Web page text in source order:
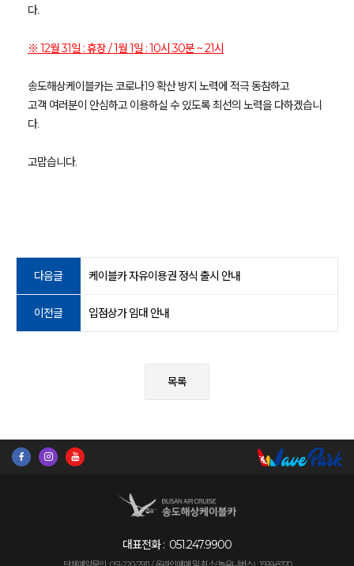
다.
※ 12월 31일 : 휴장 / 1월 1일 : 10시 30분 ~ 21시
송도해상케이블카는 코로나19 확산 방지 노력에 적극 동참하고
고객 여러분이 안심하고 이용하실 수 있도록 최선의 노력을 다하겠습니
다.
고맙습니다.
다음글 케이블카 자유이용권 정식 출시 안내
이전글 입점상가 임대 안내
목록
대표전화 : 051.247.9900